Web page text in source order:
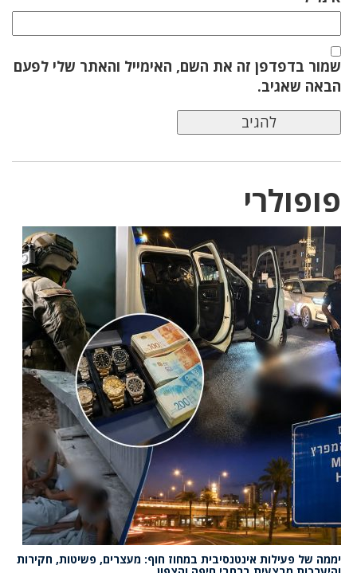
שמור בדפדפן זה את השם, האימייל והאתר שלי לפעם
הבאה שאגיב.
פופולרי
יממה של פעילות אינטנסיבית במחוז חוף: מעצרים, פשיטות, חקירות